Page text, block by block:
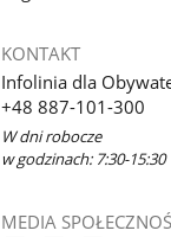
KONTAKT
Infolinia dla
+48 887-101-300
W dni robocze
w godzinach: 7:30-15:30
MEDIA